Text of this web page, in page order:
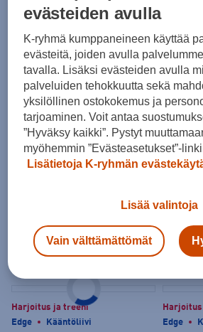
Harjoitus ja treeni
Puma
Teamliga26 Grip Socks
18,50 € 44,50 €
Harjoitus ja treeni
Puma
Team Ballsack (16)
37,00 €
Edge
24,90 €
Astroturf
79,90 €
Harjoitus ja treeni
Edge
Kääntöliivi
Edge
evästeiden avulla
K-ryhmä kumppaneineen käyttää
evästeitä, joiden avulla
tavalla. Lisäksi evästeiden avulla
palveluiden tehokkuutta sekä
yksilöllinen ostokokemus ja
tarjoaminen. Voit antaa
”Hyväksy kaikki”. Pystyt
myöhemmin ”Evästeasetukset”-
Lisätietoja K-ryhmän
Lisää valintoja
Vain välttämättömät